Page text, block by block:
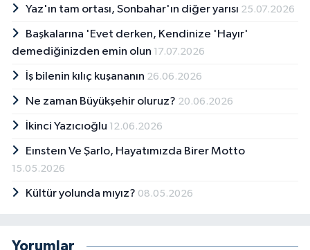
Yaz'ın tam ortası, Sonbahar'ın diğer yarısı 25.07.2026
Başkalarına 'Evet derken, Kendinize 'Hayır'
demediğinizden emin olun 17.07.2026
İş bilenin kılıç kuşananın 26.06.2026
Ne zaman Büyükşehir oluruz? 20.06.2026
İkinci Yazıcıoğlu 12.06.2026
Eınsteın Ve Şarlo, Hayatımızda Birer Motto
15.05.2026
Kültür yolunda mıyız? 08.05.2026
Yorumlar